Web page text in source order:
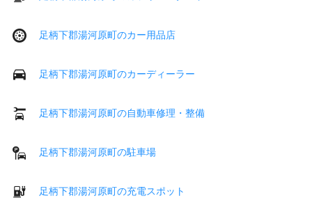
足柄下郡湯河原町のカー用品店
足柄下郡湯河原町のカーディーラー
足柄下郡湯河原町の自動車修理・整備
足柄下郡湯河原町の駐車場
足柄下郡湯河原町の充電スポット